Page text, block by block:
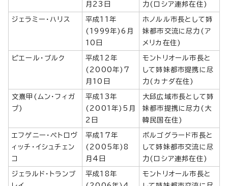
月23日
力(ロシア連邦在住)
ジェラミー・ハリス
平成11年
(1999年)6月
10日
ホノルル市長として姉
妹都市交流に尽力(ア
メリカ在住)
ピエール・ブルク
平成12年
(2000年)7
月10日
モントリオール市長と
して姉妹都市提携に尽
力(カナダ在住)
文熹甲(ムン・フィガ
プ)
平成13年
(2001年)5月
2日
大邱広域市長として姉
妹都市提携に尽力(大
韓民国在住)
エフゲニー・ペトロヴ
ィッチ・イシュチェン
コ
平成17年
(2005年)8
月4日
ボルゴグラード市長と
して姉妹都市交流に尽
力(ロシア連邦在住)
ジェラルド・トランブ
平成18年
モントリオール市長と